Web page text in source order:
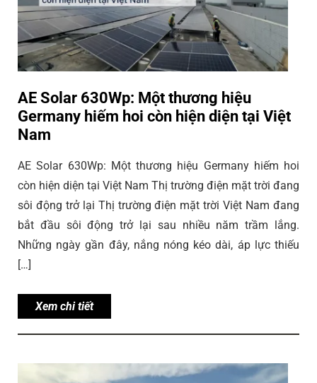
AE Solar 630Wp: Một thương hiệu
Germany hiếm hoi còn hiện diện tại Việt
Nam
AE Solar 630Wp: Một thương hiệu Germany hiếm hoi
còn hiện diện tại Việt Nam Thị trường điện mặt trời đang
sôi động trở lại Thị trường điện mặt trời Việt Nam đang
bắt đầu sôi động trở lại sau nhiều năm trầm lắng.
Những ngày gần đây, nắng nóng kéo dài, áp lực thiếu
[…]
Xem chi tiết